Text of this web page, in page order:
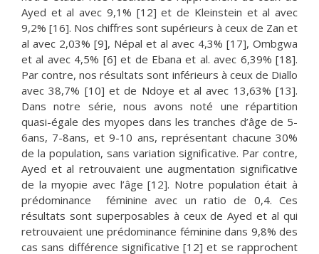
Ayed et al avec 9,1% [12] et de Kleinstein et al avec
9,2% [16]. Nos chiffres sont supérieurs à ceux de Zan et
al avec 2,03% [9], Népal et al avec 4,3% [17], Ombgwa
et al avec 4,5% [6] et de Ebana et al. avec 6,39% [18].
Par contre, nos résultats sont inférieurs à ceux de Diallo
avec 38,7% [10] et de Ndoye et al avec 13,63% [13].
Dans notre série, nous avons noté une répartition
quasi-égale des myopes dans les tranches d’âge de 5-
6ans, 7-8ans, et 9-10 ans, représentant chacune 30%
de la population, sans variation significative. Par contre,
Ayed et al retrouvaient une augmentation significative
de la myopie avec l’âge [12]. Notre population était à
prédominance féminine avec un ratio de 0,4. Ces
résultats sont superposables à ceux de Ayed et al qui
retrouvaient une prédominance féminine dans 9,8% des
cas sans différence significative [12] et se rapprochent